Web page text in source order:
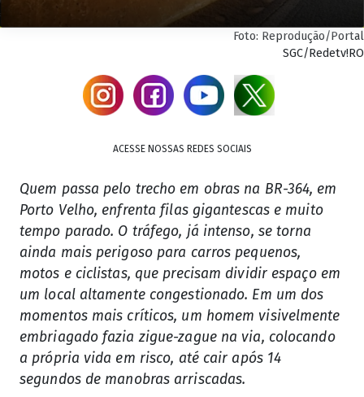
Foto: Reprodução/Portal
SGC/Redetv!RO
ACESSE NOSSAS REDES SOCIAIS
Quem passa pelo trecho em obras na BR-364, em
Porto Velho, enfrenta filas gigantescas e muito
tempo parado. O tráfego, já intenso, se torna
ainda mais perigoso para carros pequenos,
motos e ciclistas, que precisam dividir espaço em
um local altamente congestionado. Em um dos
momentos mais críticos, um homem visivelmente
embriagado fazia zigue-zague na via, colocando
a própria vida em risco, até cair após 14
segundos de manobras arriscadas.